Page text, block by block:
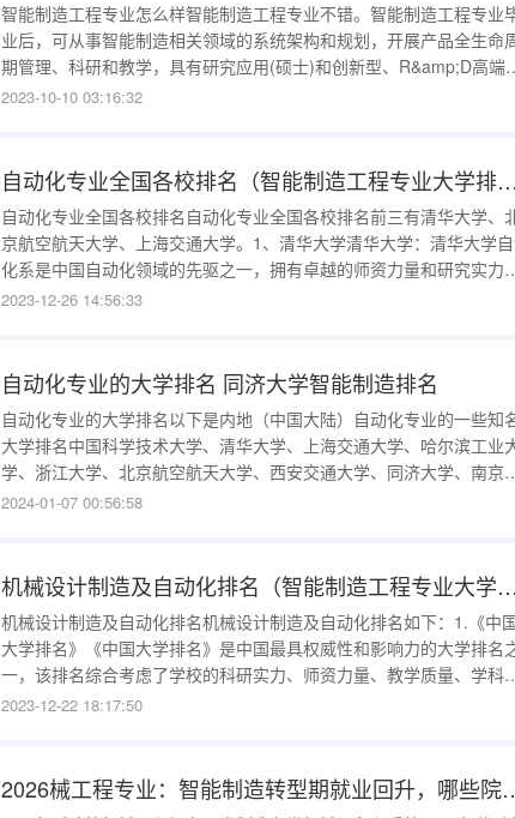
智能制造工程专业怎么样智能制造工程专业不错。智能制造工程专业
业后，可从事智能制造相关领域的系统架构和规划，开展产品全生命
期管理、科研和教学，具有研究应用(硕士)和创新型、R&amp;D高端
才(博士)发展潜力。智能制造工程是一个比较新的专业。和大数据、人
2023-10-10 03:16:32
自动化专业全国各校排名（智能制造工程专业大学排名）
自动化专业全国各校排名自动化专业全国各校排名前三有清华大学、
京航空航天大学、上海交通大学。1、清华大学清华大学：清华大学
化系是中国自动化领域的先驱之一，拥有卓越的师资力量和研究实力
其自动化专业在国内外享有很高的声誉，培养出了大量优秀的自动化工
2023-12-26 14:56:33
自动化专业的大学排名 同济大学智能制造排名
自动化专业的大学排名以下是内地（中国大陆）自动化专业的一些知
大学排名中国科学技术大学、清华大学、上海交通大学、哈尔滨工业
学、浙江大学、北京航空航天大学、西安交通大学、同济大学、南京
学、天津大学等。1、中国科学技术大学。中国科学技术大学是一所位
控制
2024-01-07 00:56:58
机械设计制造及自动化排名（智能制造工程专业大学排名）
机械设计制造及自动化排名机械设计制造及自动化排名如下：1.《中
大学排名》《中国大学排名》是中国最具权威性和影响力的大学排名
一，该排名综合考虑了学校的科研实力、师资力量、教学质量、学科
设等多个方面的因素。在该排名中，一些顶尖的综合性大学的机械工程
2023-12-22 18:17:50
2026械工程专业：智能